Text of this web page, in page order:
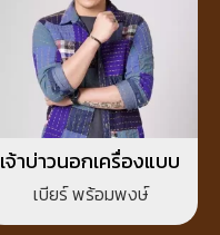
เจ้าบ่าวนอกเครื่องแบบ
เบียร์ พร้อมพงษ์